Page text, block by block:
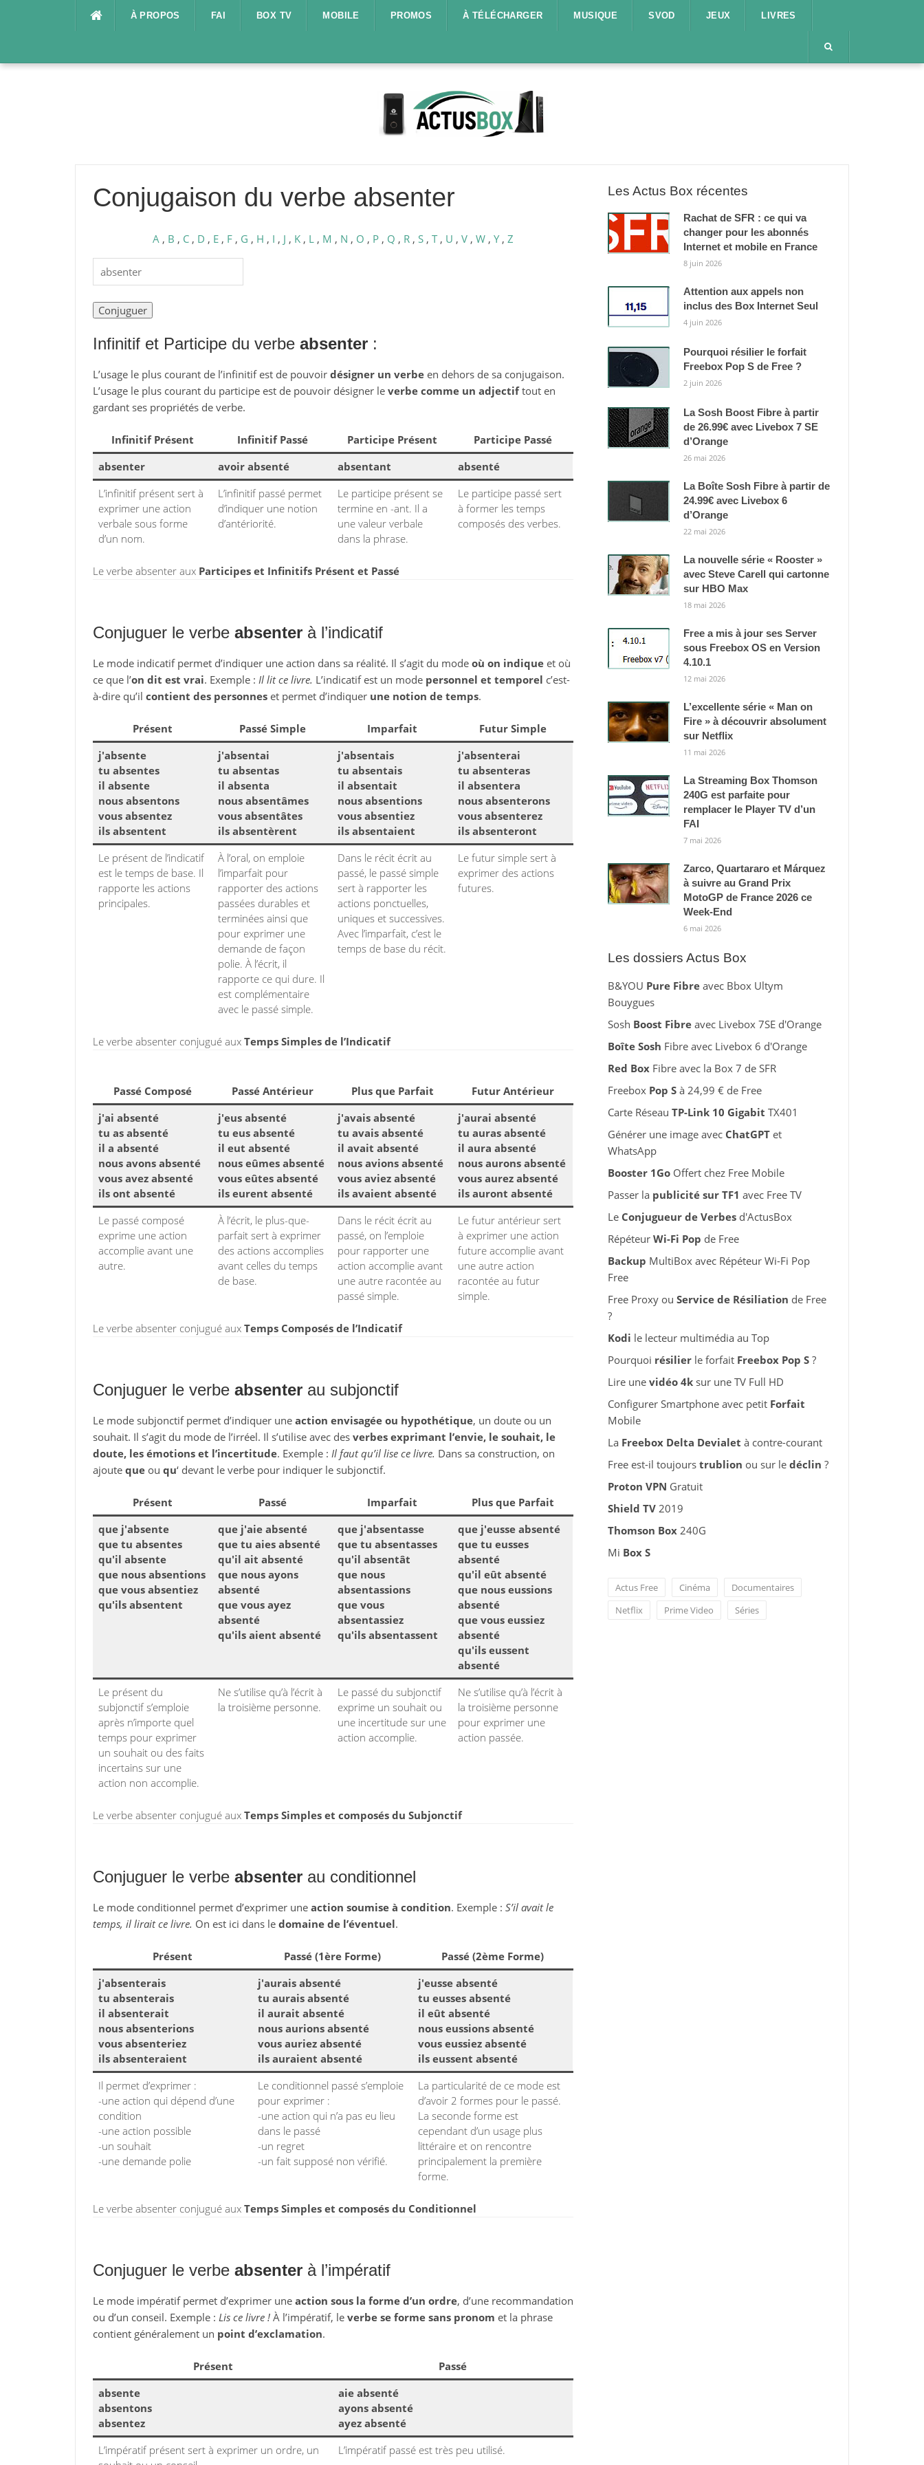
À PROPOS FAI BOX TV MOBILE PROMOS À TÉLÉCHARGER MUSIQUE SVOD JEUX LIVRES
Conjugaison du verbe absenter
A, B , C, D , E, F, G , H , I , J , K, L, M , N , O , P, Q , R, S, T, U , V, W, Y, Z
Infinitif et Participe du verbe absenter:
L’usage le plus courant de l’infinitif est de pouvoir désigner un verbeen dehors de sa conjugaison.
L’usage le plus courant du participe est de pouvoir désigner le verbe comme un adjectiftout en
gardant ses propriétés de verbe.
Infinitif Présent Infinitif Passé Participe Présent
Participe Passé
absenter
avoir absenté absentant
absenté
L’infinitif présent sert à
exprimer une action
verbale sous forme
d’un nom.
L’infinitif passé permet
d’indiquer une notion
d’antériorité.
Le participe présent se
termine en -ant. Il a
une valeur verbale
dans la phrase.
Le participe passé sert
à former les temps
composés des verbes.
Le verbe absenter aux Participes et Infinitifs Présent et Passé
Conjuguer le verbe absenterà l’indicatif
Le mode indicatif permet d’indiquer une action dans sa réalité. Il s’agit du mode où on indiqueet où
ce que l’on dit est vrai. Exemple : Il lit ce livre. L’indicatif est un mode personnel et temporel c’est-
à-dire qu’il contient des personneset permet d’indiquer une notion de temps.
Présent Passé Simple Imparfait
Futur Simple
j'absente
tu absentes
il absente
nous absentons
vous absentez
ils absentent
j'absentai
tu absentas
il absenta
nous absentâmes
vous absentâtes
ils absentèrent
j'absentais
tu absentais
il absentait
nous absentions
vous absentiez
ils absentaient
j'absenterai
tu absenteras
il absentera
nous absenterons
vous absenterez
ils absenteront
Le présent de l’indicatif
est le temps de base. Il
rapporte les actions
principales.
À l’oral, on emploie
l’imparfait pour
rapporter des actions
passées durables et
terminées ainsi que
pour exprimer une
demande de façon
polie. À l’écrit, il
rapporte ce qui dure. Il
est complémentaire
avec le passé simple.
Dans le récit écrit au
passé, le passé simple
sert à rapporter les
actions ponctuelles,
uniques et successives.
Avec l’imparfait, c’est le
temps de base du récit.
Le futur simple sert à
exprimer des actions
futures.
Le verbe absenter conjugué aux Temps Simples de l’Indicatif
Passé Composé Passé Antérieur Plus que Parfait
Futur Antérieur
j'ai absenté
tu as absenté
il a absenté
nous avons absenté
vous avez absenté
ils ont absenté
j'eus absenté
tu eus absenté
il eut absenté
nous eûmes absenté
vous eûtes absenté
ils eurent absenté
j'avais absenté
tu avais absenté
il avait absenté
nous avions absenté
vous aviez absenté
ils avaient absenté
j'aurai absenté
tu auras absenté
il aura absenté
nous aurons absenté
vous aurez absenté
ils auront absenté
Le passé composé
exprime une action
accomplie avant une
autre.
À l’écrit, le plus-que-
parfait sert à exprimer
des actions accomplies
avant celles du temps
de base.
Dans le récit écrit au
passé, on l’emploie
pour rapporter une
action accomplie avant
une autre racontée au
passé simple.
Le futur antérieur sert
à exprimer une action
future accomplie avant
une autre action
racontée au futur
simple.
Le verbe absenter conjugué aux Temps Composés de l’Indicatif
Conjuguer le verbe absenterau subjonctif
Le mode subjonctif permet d’indiquer une action envisagée ou hypothétique, un doute ou un
souhait. Il s’agit du mode de l’irréel. Il s’utilise avec des verbes exprimant l’envie, le souhait, le
doute, les émotions et l’incertitude. Exemple : Il faut qu’il lise ce livre. Dans sa construction, on
ajoute queou qu‘ devant le verbe pour indiquer le subjonctif.
Présent Passé Imparfait
Plus que Parfait
que j'absente
que tu absentes
qu'il absente
que nous absentions
que vous absentiez
qu'ils absentent
que j'aie absenté
que tu aies absenté
qu'il ait absenté
que nous ayons
absenté
que vous ayez
absenté
qu'ils aient absenté
que j'absentasse
que tu absentasses
qu'il absentât
que nous
absentassions
que vous
absentassiez
qu'ils absentassent
que j'eusse absenté
que tu eusses
absenté
qu'il eût absenté
que nous eussions
absenté
que vous eussiez
absenté
qu'ils eussent
absenté
Le présent du
subjonctif s’emploie
après n’importe quel
temps pour exprimer
un souhait ou des faits
incertains sur une
action non accomplie.
Ne s’utilise qu’à l’écrit à
la troisième personne.
Le passé du subjonctif
exprime un souhait ou
une incertitude sur une
action accomplie.
Ne s’utilise qu’à l’écrit à
la troisième personne
pour exprimer une
action passée.
Le verbe absenter conjugué aux Temps Simples et composés du Subjonctif
Conjuguer le verbe absenterau conditionnel
Le mode conditionnel permet d’exprimer une action soumise à condition. Exemple : S’il avait le
temps, il lirait ce livre. On est ici dans le domaine de l’éventuel.
Présent Passé (1ère Forme)
Passé (2ème Forme)
j'absenterais
tu absenterais
il absenterait
nous absenterions
vous absenteriez
ils absenteraient
j'aurais absenté
tu aurais absenté
il aurait absenté
nous aurions absenté
vous auriez absenté
ils auraient absenté
j'eusse absenté
tu eusses absenté
il eût absenté
nous eussions absenté
vous eussiez absenté
ils eussent absenté
Il permet d’exprimer :
-une action qui dépend d’une
condition
-une action possible
-un souhait
-une demande polie
Le conditionnel passé s’emploie
pour exprimer :
-une action qui n’a pas eu lieu
dans le passé
-un regret
-un fait supposé non vérifié.
La particularité de ce mode est
d’avoir 2 formes pour le passé.
La seconde forme est
cependant d’un usage plus
littéraire et on rencontre
principalement la première
forme.
Le verbe absenter conjugué aux Temps Simples et composés du Conditionnel
Conjuguer le verbe absenterà l’impératif
Le mode impératif permet d’exprimer une action sous la forme d’un ordre, d’une recommandation
ou d’un conseil. Exemple : Lis ce livre !À l’impératif, le verbe se forme sans pronom et la phrase
contient généralement un point d’exclamation.
Présent
Passé
absente
absentons
absentez
aie absenté
ayons absenté
ayez absenté
L’impératif présent sert à exprimer un ordre, un
L’impératif passé est très peu utilisé.
Les Actus Box récentes
Rachat de SFR : ce qui va
changer pour les abonnés
Internet et mobile en France
8 juin 2026
Attention aux appels non
inclus des Box Internet Seul
4 juin 2026
Pourquoi résilier le forfait
Freebox Pop S de Free ?
2 juin 2026
La Sosh Boost Fibre à partir
de 26.99€ avec Livebox 7 SE
d’Orange
26 mai 2026
La Boîte Sosh Fibre à partir de
24.99€ avec Livebox 6
d’Orange
22 mai 2026
La nouvelle série « Rooster »
avec Steve Carell qui cartonne
sur HBO Max
18 mai 2026
Free a mis à jour ses Server
sous Freebox OS en Version
4.10.1
12 mai 2026
L’excellente série « Man on
Fire » à découvrir absolument
sur Netflix
11 mai 2026
La Streaming Box Thomson
240G est parfaite pour
remplacer le Player TV d’un
FAI
7 mai 2026
Zarco, Quartararo et Márquez
à suivre au Grand Prix
MotoGP de France 2026 ce
Week-End
6 mai 2026
Les dossiers Actus Box
B&YOU Pure Fibreavec Bbox Ultym
Bouygues
Sosh Boost Fibreavec Livebox 7SE d'Orange
Boîte Sosh Fibre avec Livebox 6 d'Orange
Red BoxFibre avec la Box 7 de SFR
Freebox Pop Sà 24,99 € de Free
Carte Réseau TP-Link 10 Gigabit TX401
Générer une image avec ChatGPTet
WhatsApp
Booster 1GoOffert chez Free Mobile
Passer la publicité sur TF1 avec Free TV
Le Conjugueur de Verbesd'ActusBox
Répéteur Wi-Fi Pop de Free
Backup MultiBox avec Répéteur Wi-Fi Pop
Free
Free Proxy ou Service de Résiliation de Free
?
Kodi le lecteur multimédia au Top
Pourquoi résilierle forfait Freebox Pop S?
Lire une vidéo 4ksur une TV Full HD
Configurer Smartphone avec petit Forfait
Mobile
La Freebox Delta Devialet à contre-courant
Free est-il toujours trublion ou sur le déclin ?
Proton VPN Gratuit
Shield TV2019
Thomson Box240G
Mi Box S
Actus Free Cinéma
Documentaires
Netflix
Prime Video Séries